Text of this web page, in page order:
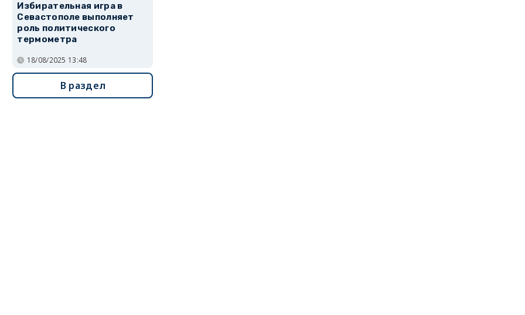
Избирательная игра в
Севастополе выполняет
роль политического
термометра
18/08/2025 13:48
В раздел